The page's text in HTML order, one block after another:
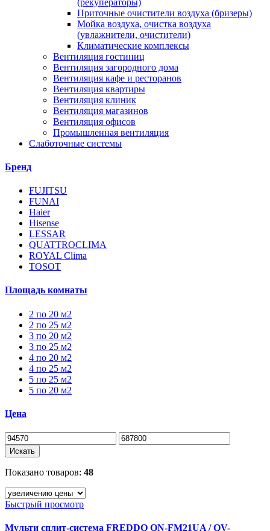
Приточные очистители воздуха (бризеры)
Мойка воздуха, очистка воздуха
(увлажнители, очистители)
Климатические комплексы
Вентиляция гостиниц
Вентиляция загородного дома
Вентиляция кафе и ресторанов
Вентиляция квартиры
Вентиляция клиник
Вентиляция магазинов
Вентиляция офисов
Промышленная вентиляция
Слаботочные системы
Бренд
FUJITSU
FUNAI
Haier
Hisense
LESSAR
QUATTROCLIMA
ROYAL Clima
TOSOT
Площадь комнаты
2 по 20 м2
2 по 25 м2
3 по 20 м2
3 по 25 м2
4 по 20 м2
4 по 25 м2
5 по 25 м2
5 по 20 м2
Цена
Искать
Показано товаров: 48
Быстрый просмотр
Мульти сплит-система FREDDO QN-FM21UA / QV-